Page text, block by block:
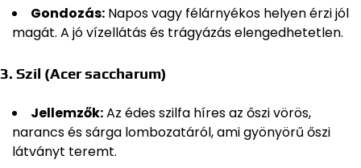
Gondozás: Napos vagy félárnyékos helyen érzi jól
magát. A jó vízellátás és trágyázás elengedhetetlen.
3. Szil (Acer saccharum)
Jellemzők:Az édes szilfa híres az őszi vörös,
narancs és sárga lombozatáról, ami gyönyörű őszi
látványt teremt.